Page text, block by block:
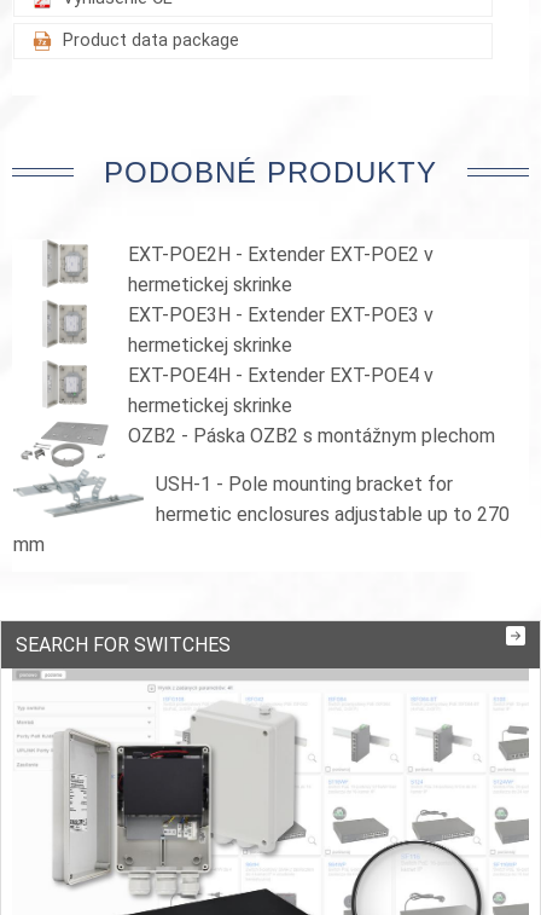
Product data package
PODOBNÉ PRODUKTY
EXT-POE2H - Extender EXT-POE2 v
hermetickej skrinke
EXT-POE3H - Extender EXT-POE3 v
hermetickej skrinke
EXT-POE4H - Extender EXT-POE4 v
hermetickej skrinke
OZB2 - Páska OZB2 s montážnym plechom
USH-1 - Pole mounting bracket for
hermetic enclosures adjustable up to 270
mm
SEARCH FOR SWITCHES